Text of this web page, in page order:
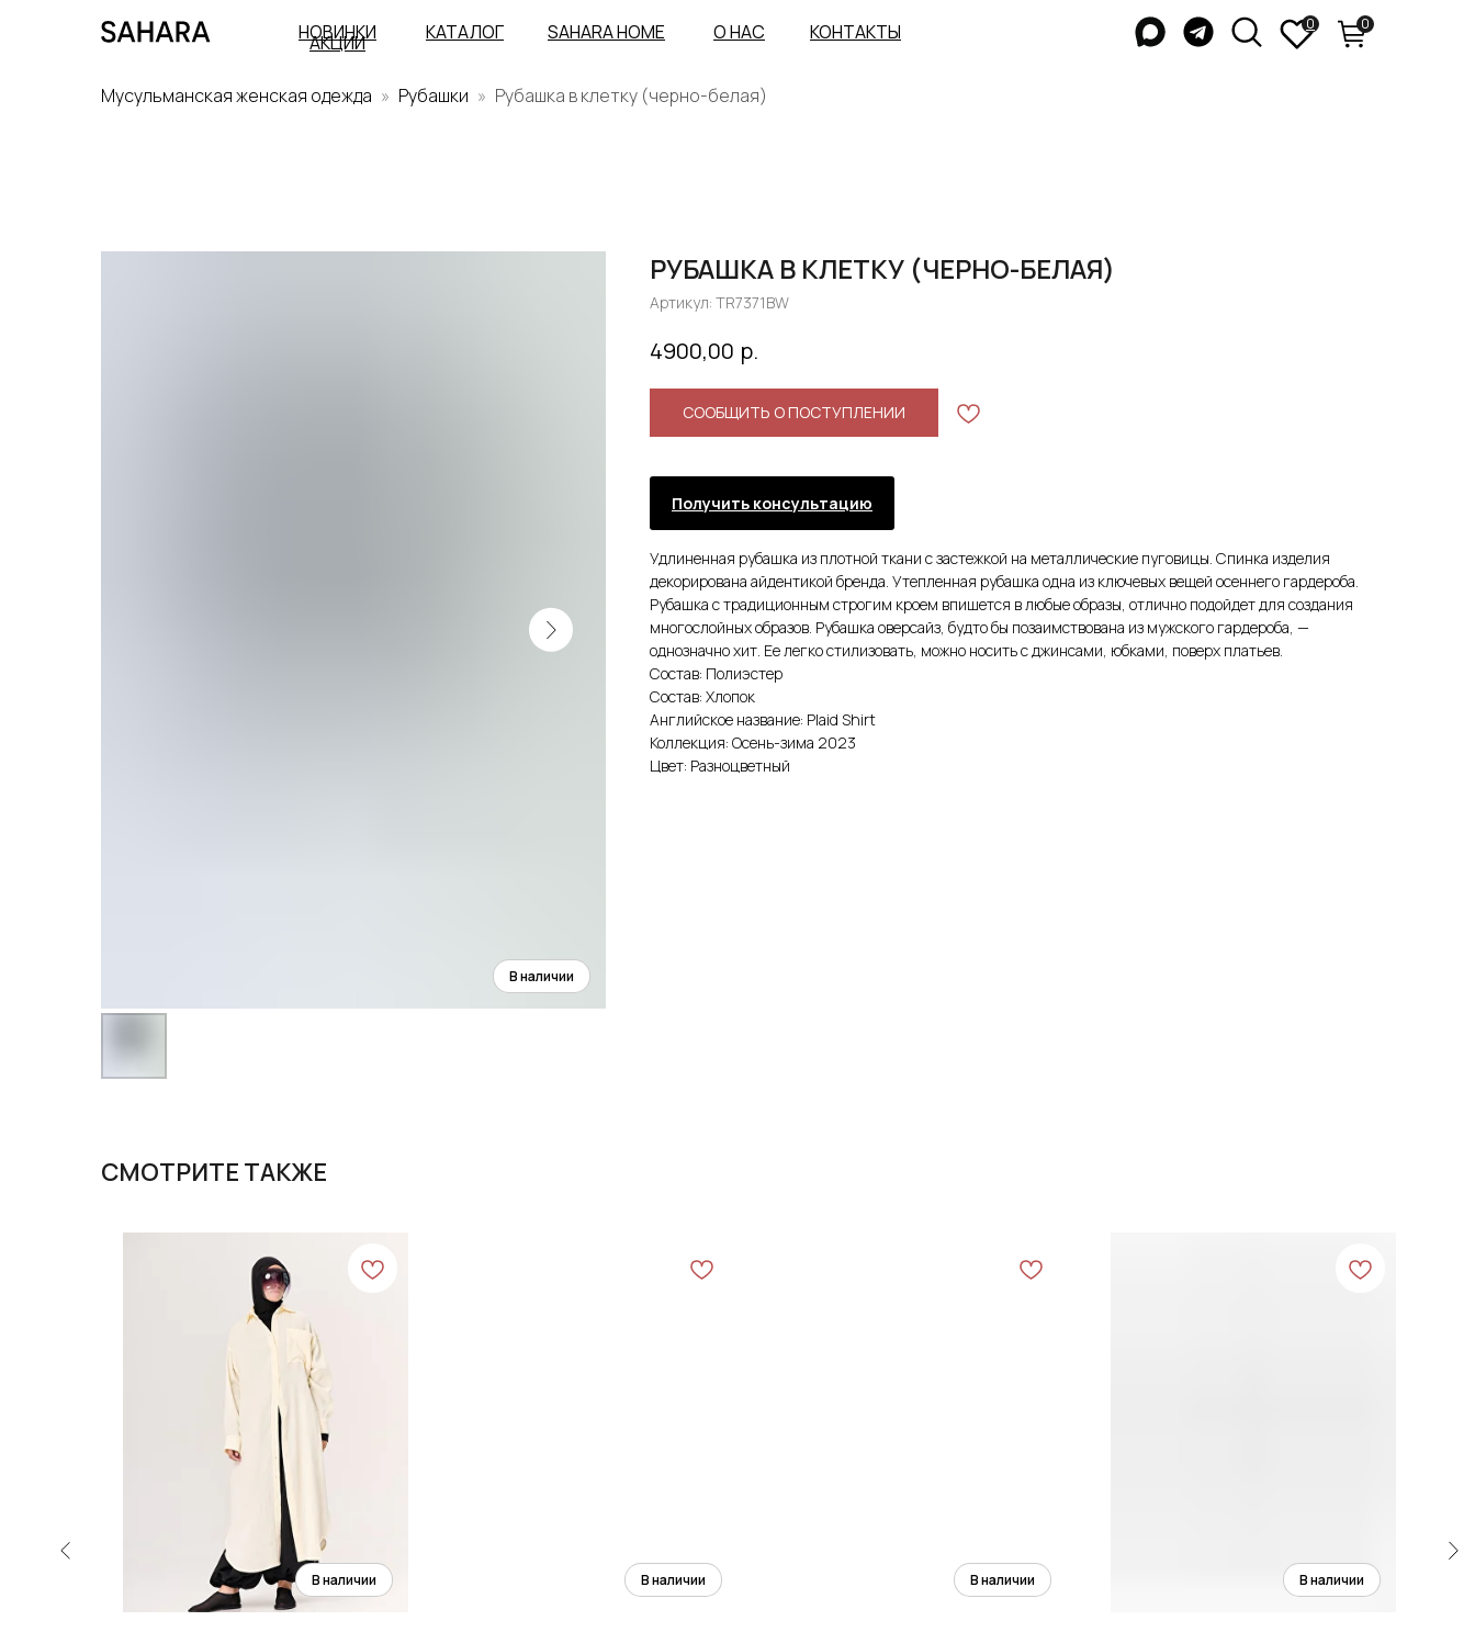
КАТАЛОГ
НОВИНКИ
АКЦИИ КОНТАКТЫ
О НАС
SAHARA HOME 0
0
Мусульманская женская одежда Рубашки Рубашка в клетку (черно-белая)
РУБАШКА В КЛЕТКУ (ЧЕРНО-БЕЛАЯ)
Артикул: TR7371BW
4900,00 р.
СООБЩИТЬ О ПОСТУПЛЕНИИ
Получить консультацию
Удлиненная рубашка из плотной ткани с застежкой на металлические пуговицы. Спинка изделия
декорирована айдентикой бренда. Утепленная рубашка одна из ключевых вещей осеннего гардероба.
Рубашка с традиционным строгим кроем впишется в любые образы, отлично подойдет для создания
многослойных образов. Рубашка оверсайз, будто бы позаимствована из мужского гардероба, —
однозначно хит. Ее легко стилизовать, можно носить с джинсами, юбками, поверх платьев.
Состав: Полиэстер
Состав: Хлопок
Английское название: Plaid Shirt
Коллекция: Осень-зима 2023
Цвет: Разноцветный
СМОТРИТЕ ТАКЖЕ